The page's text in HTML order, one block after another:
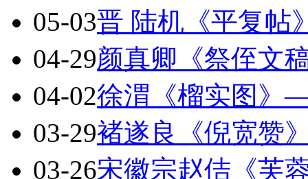
05-03晋 陆机《平复帖
04-29颜真卿《祭侄文
04-02徐渭《榴实图
03-29褚遂良《倪宽赞
03-26宋徽宗赵佶《芙